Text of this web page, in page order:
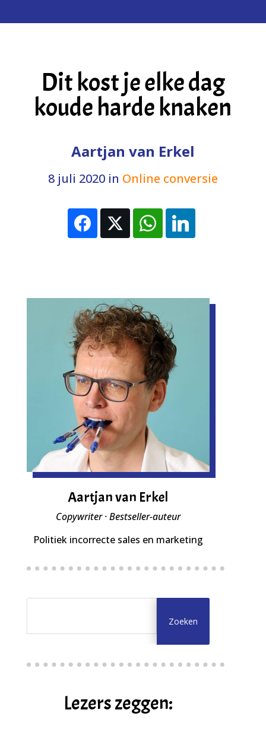
Dit kost je elke dag
koude harde knaken
Aartjan van Erkel
8 juli 2020in Online conversie
Aartjan van Erkel
Copywriter · Bestseller-auteur
Politiek incorrecte sales en marketing
Lezers zeggen: